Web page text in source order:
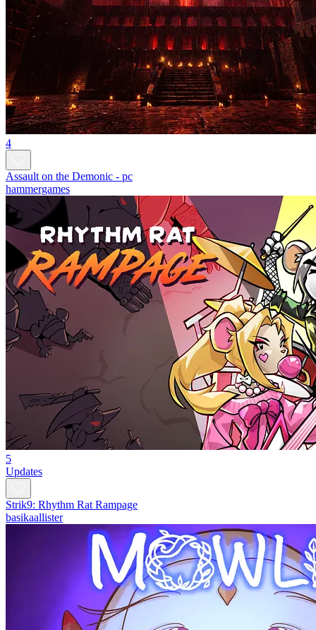
4
Assault on the Demonic - pc
hammergames
5
Updates
Strik9: Rhythm Rat Rampage
basikaallister